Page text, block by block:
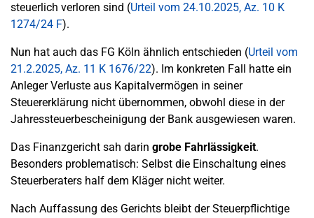
steuerlich verloren sind (Urteil vom 24.10.2025, Az. 10 K
1274/24 F).
Nun hat auch das FG Köln ähnlich entschieden (Urteil vom
21.2.2025, Az. 11 K 1676/22). Im konkreten Fall hatte ein
Anleger Verluste aus Kapitalvermögen in seiner
Steuererklärung nicht übernommen, obwohl diese in der
Jahressteuerbescheinigung der Bank ausgewiesen waren.
Das Finanzgericht sah darin grobe Fahrlässigkeit.
Besonders problematisch: Selbst die Einschaltung eines
Steuerberaters half dem Kläger nicht weiter.
Nach Auffassung des Gerichts bleibt der Steuerpflichtige